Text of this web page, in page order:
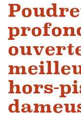
hors-